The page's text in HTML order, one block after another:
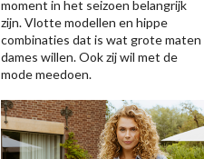
moment in het seizoen belangrijk
zijn. Vlotte modellen en hippe
combinaties dat is wat grote maten
dames willen. Ook zij wil met de
mode meedoen.